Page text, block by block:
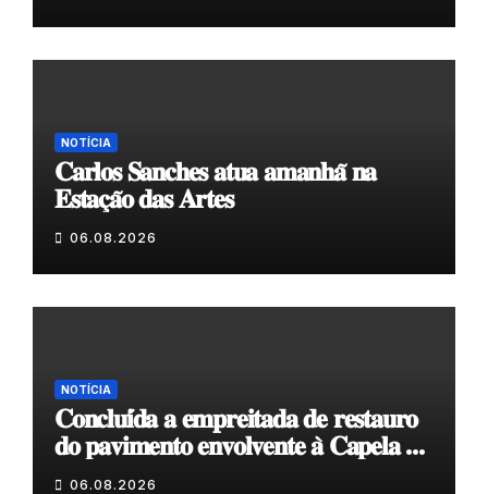
NOTÍCIA
𝐂𝐚𝐫𝐥𝐨𝐬 𝐒𝐚𝐧𝐜𝐡𝐞𝐬 𝐚𝐭𝐮𝐚 𝐚𝐦𝐚𝐧𝐡𝐚̃ 𝐧𝐚
𝐄𝐬𝐭𝐚𝐜̧𝐚̃𝐨 𝐝𝐚𝐬 𝐀𝐫𝐭𝐞𝐬
06.08.2026
NOTÍCIA
𝐂𝐨𝐧𝐜𝐥𝐮𝐢́𝐝𝐚 𝐚 𝐞𝐦𝐩𝐫𝐞𝐢𝐭𝐚𝐝𝐚 𝐝𝐞 𝐫𝐞𝐬𝐭𝐚𝐮𝐫𝐨
𝐝𝐨 𝐩𝐚𝐯𝐢𝐦𝐞𝐧𝐭𝐨 𝐞𝐧𝐯𝐨𝐥𝐯𝐞𝐧𝐭𝐞 𝐚̀ 𝐂𝐚𝐩𝐞𝐥𝐚 𝐝𝐞
𝐂𝐨𝐯𝐚𝐬
06.08.2026